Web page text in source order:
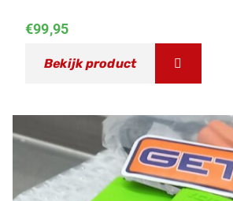
€99,95
Bekijk product